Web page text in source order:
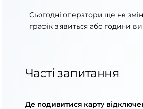
Сьогодні оператори ще не
графік з’явиться або години
Часті запитання
Де подивитися карту